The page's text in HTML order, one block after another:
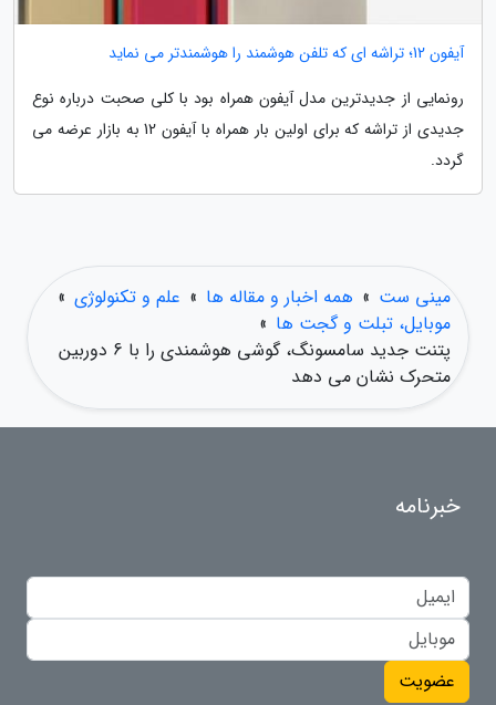
آیفون 12؛ تراشه ای که تلفن هوشمند را هوشمندتر می نماید
رونمایی از جدیدترین مدل آیفون همراه بود با کلی صحبت درباره نوع
جدیدی از تراشه که برای اولین بار همراه با آیفون 12 به بازار عرضه می
گردد.
مینی ست » همه اخبار و مقاله ها » علم و تکنولوژی »
موبایل، تبلت و گجت ها »
پتنت جدید سامسونگ، گوشی هوشمندی را با 6 دوربین
متحرک نشان می دهد
خبرنامه
عضویت